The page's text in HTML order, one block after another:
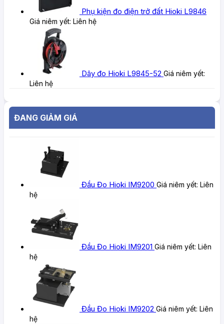
Phụ kiện đo điện trở đất Hioki L9846
Giá niêm yết: Liên hệ
Dây đo Hioki L9845-52 Giá niêm yết:
Liên hệ
ĐANG GIẢM GIÁ
Đầu Đo Hioki IM9200 Giá niêm yết: Liên
hệ
Đầu Đo Hioki IM9201 Giá niêm yết: Liên
hệ
Đầu Đo Hioki IM9202 Giá niêm yết: Liên
hệ